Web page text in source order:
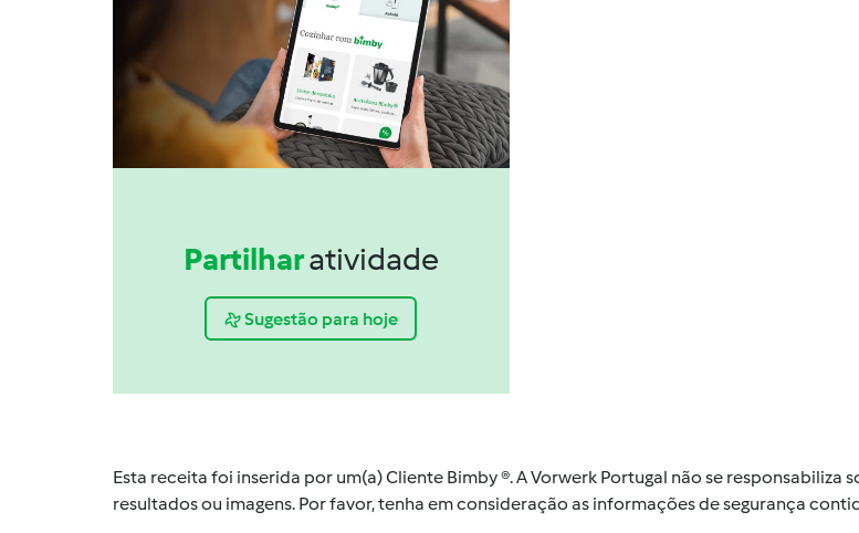
Partilharatividade
Sugestão para hoje
Esta receita foi inserida por um(a) Cliente Bimby ®. A Vorwerk Portugal não se
resultados ou imagens. Por favor, tenha em consideração as informações de segurança